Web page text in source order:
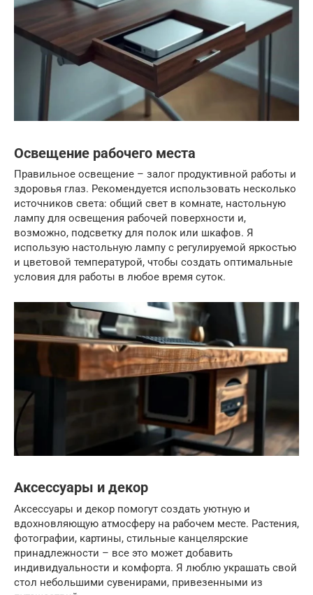
Освещение рабочего места
Правильное освещение – залог продуктивной работы и
здоровья глаз. Рекомендуется использовать несколько
источников света: общий свет в комнате, настольную
лампу для освещения рабочей поверхности и,
возможно, подсветку для полок или шкафов. Я
использую настольную лампу с регулируемой яркостью
и цветовой температурой, чтобы создать оптимальные
условия для работы в любое время суток.
Аксессуары и декор
Аксессуары и декор помогут создать уютную и
вдохновляющую атмосферу на рабочем месте. Растения,
фотографии, картины, стильные канцелярские
принадлежности – все это может добавить
индивидуальности и комфорта. Я люблю украшать свой
стол небольшими сувенирами, привезенными из